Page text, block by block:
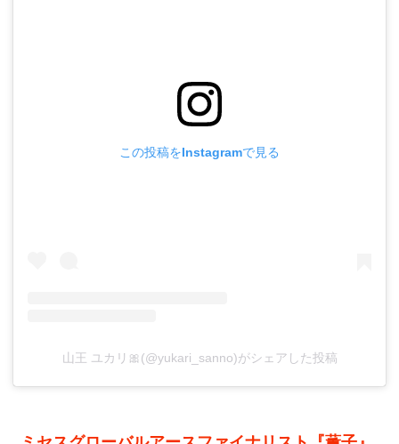
この投稿をInstagramで見る
山王 ユカリ🎀(@yukari_sanno)がシェアした投稿